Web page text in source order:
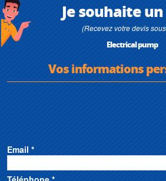
Je souhaite
(Recevez votre devis
Electrical pump
Vos informations
Email *